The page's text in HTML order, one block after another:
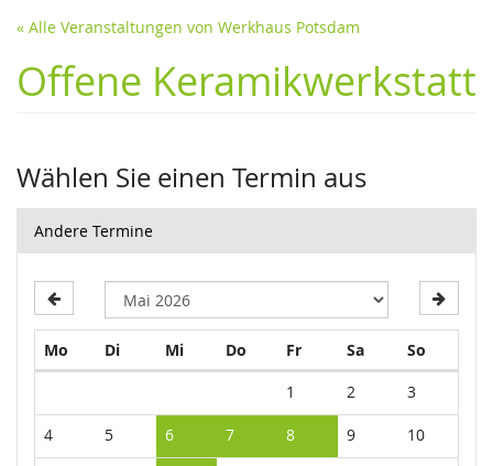
« Alle Veranstaltungen von Werkhaus Potsdam
Offene Keramikwerkstatt
Wählen Sie einen Termin aus
Andere Termine
Mo Montag
DiDienstag
MiMittwoch
Do Donnerstag
FrFreitagSaSamstag
So
1 2 3
4 5 6 7 8 9 10